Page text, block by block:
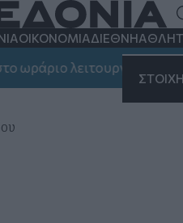
ΟΙΚΟΝΟΜΙΑΔΙΕΘΝΗ
λειτουργίας